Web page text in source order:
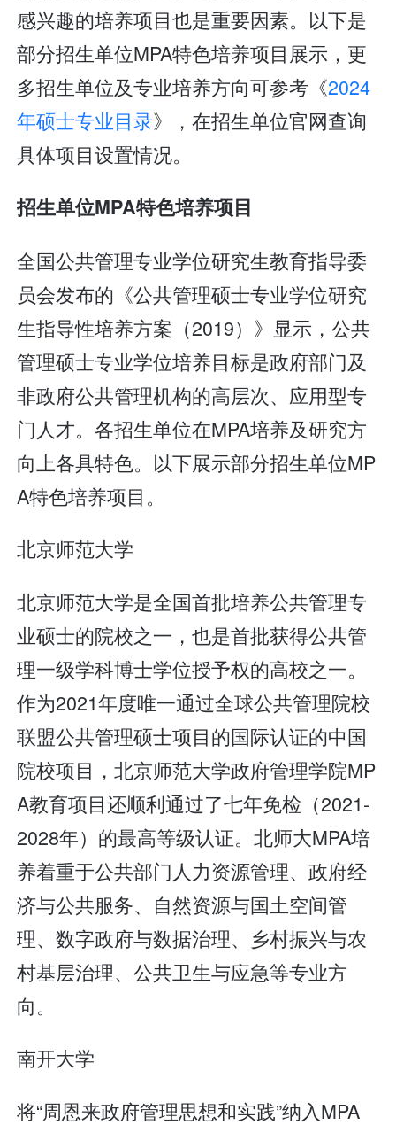
感兴趣的培养项目也是重要因素。以下是
部分招生单位MPA特色培养项目展示，更
多招生单位及专业培养方向可参考《2024
年硕士专业目录》，在招生单位官网查询
具体项目设置情况。
招生单位MPA特色培养项目
全国公共管理专业学位研究生教育指导委
员会发布的《公共管理硕士专业学位研究
生指导性培养方案（2019）》显示，公共
管理硕士专业学位培养目标是政府部门及
非政府公共管理机构的高层次、应用型专
门人才。各招生单位在MPA培养及研究方
向上各具特色。以下展示部分招生单位MP
A特色培养项目。
北京师范大学
北京师范大学是全国首批培养公共管理专
业硕士的院校之一，也是首批获得公共管
理一级学科博士学位授予权的高校之一。
作为2021年度唯一通过全球公共管理院校
联盟公共管理硕士项目的国际认证的中国
院校项目，北京师范大学政府管理学院MP
A教育项目还顺利通过了七年免检（2021-
2028年）的最高等级认证。北师大MPA培
养着重于公共部门人力资源管理、政府经
济与公共服务、自然资源与国土空间管
理、数字政府与数据治理、乡村振兴与农
村基层治理、公共卫生与应急等专业方
向。
南开大学
将“周恩来政府管理思想和实践”纳入MPA